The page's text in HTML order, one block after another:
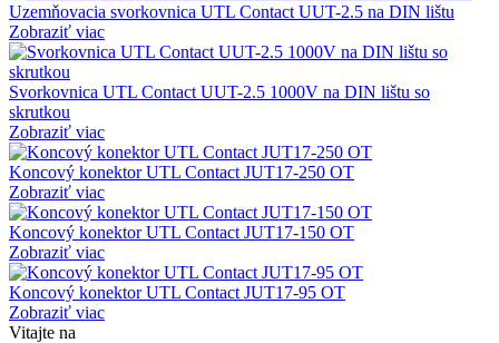
Uzemňovacia svorkovnica UTL Contact UUT-2.5 na DIN lištu
Zobraziť viac
Svorkovnica UTL Contact UUT-2.5 1000V na DIN lištu so
skrutkou
Zobraziť viac
Koncový konektor UTL Contact JUT17-250 OT
Zobraziť viac
Koncový konektor UTL Contact JUT17-150 OT
Zobraziť viac
Koncový konektor UTL Contact JUT17-95 OT
Zobraziť viac
Vitajte na